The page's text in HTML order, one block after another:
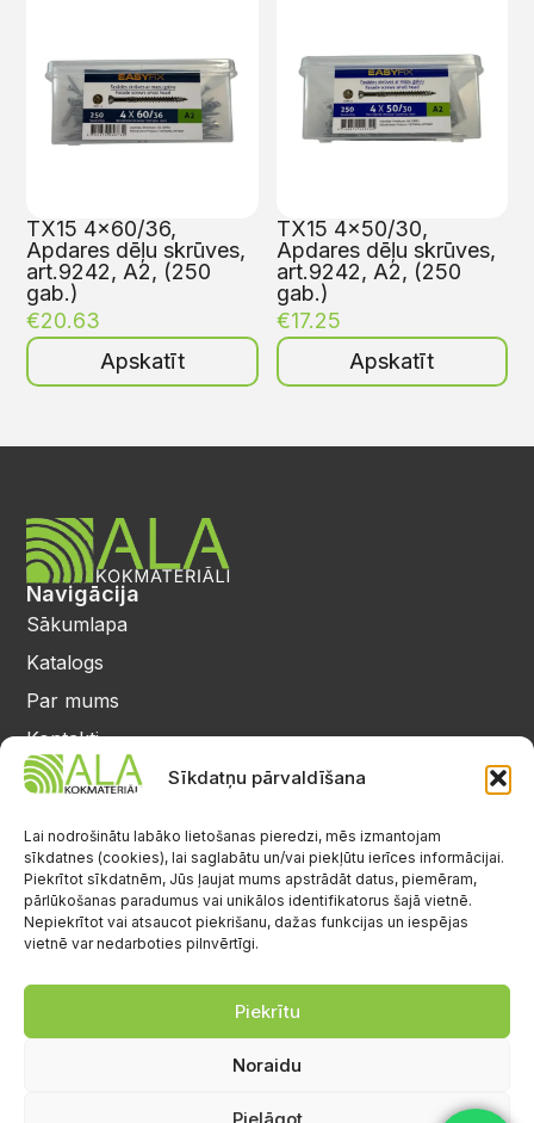
Sīkdatņu pārvaldīšana
Lai nodrošinātu labāko lietošanas pieredzi, mēs izmantojam
sīkdatnes (cookies), lai saglabātu un/vai piekļūtu ierīces informācijai.
Piekrītot sīkdatnēm, Jūs ļaujat mums apstrādāt datus, piemēram,
pārlūkošanas paradumus vai unikālos identifikatorus šajā vietnē.
Nepiekrītot vai atsaucot piekrišanu, dažas funkcijas un iespējas
vietnē var nedarboties pilnvērtīgi.
Piekrītu
Noraidu
Pielāgot
TX15 4×60/36,
Apdares dēļu skrūves,
art.9242, A2, (250
gab.)
€20.63
Apskatīt
TX15 4×50/30,
Apdares dēļu skrūves,
art.9242, A2, (250
gab.)
€17.25
Apskatīt
Navigācija
Sākumlapa
Katalogs
Par mums
Kontakti
Privātuma politika
25 64 17 98
info@alalignea.lv
Daugavas iela 28, Mārupe
Facebook
S.-Sv.: brīvs